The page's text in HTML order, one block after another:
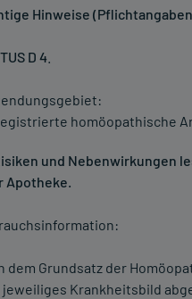
Hinweise
D 4
homöopathische
und Nebenwirkungen
Apotheke.
dem Grundsatz der
jeweiliges Krankheitsbild